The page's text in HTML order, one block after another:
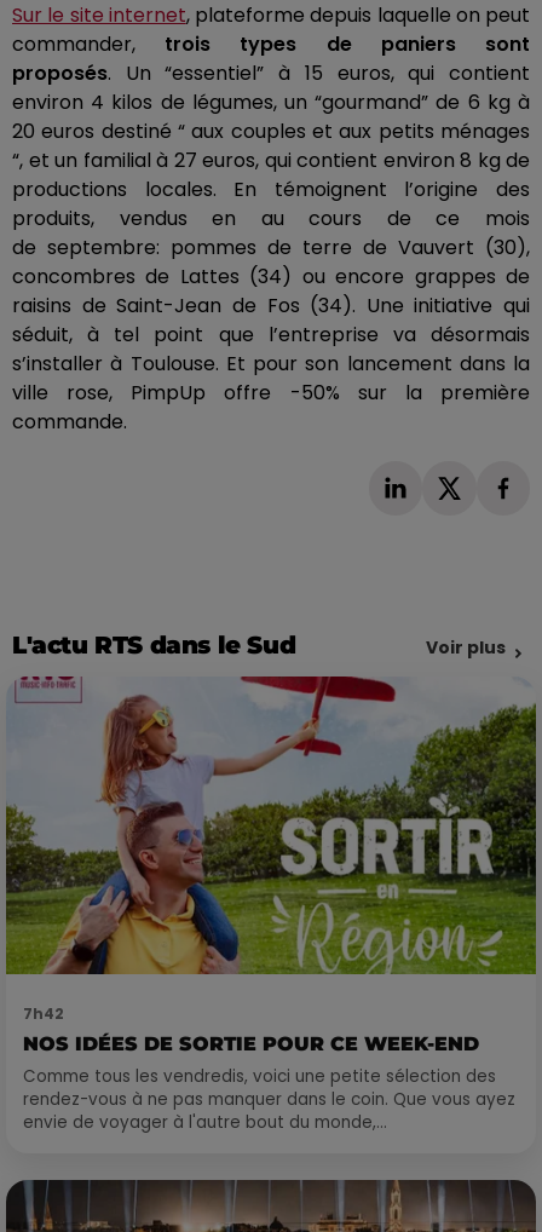
Sur le site internet, plateforme depuis laquelle on peut
commander, trois types de paniers sont
proposés. Un “essentiel” à 15 euros, qui contient
environ 4 kilos de légumes, un “gourmand” de 6 kg à
20 euros destiné “ aux couples et aux petits ménages
“, et un familial à 27 euros, qui contient environ 8 kg de
productions locales. En témoignent l’origine des
produits, vendus en au cours de ce mois
de septembre: pommes de terre de Vauvert (30),
concombres de Lattes (34) ou encore grappes de
raisins deSaint-Jean de Fos (34). Une initiative qui
séduit, à tel point que l’entreprise va désormais
s’installer à Toulouse. Et pour son lancement dans la
ville rose, PimpUp offre -50% sur la première
commande.
L'actu RTS dans le Sud Voir plus
7h42
NOS IDÉES DE SORTIE POUR CE WEEK-END
Comme tous les vendredis, voici une petite sélection des
rendez-vous à ne pas manquer dans le coin. Que vous ayez
envie de voyager à l'autre bout du monde,...